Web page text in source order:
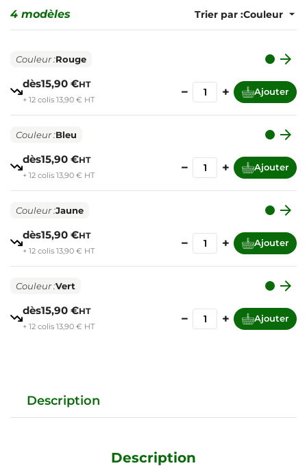
4 modèles Trier par :
Couleur :Rouge 
dès15,90 €HT
+ 12 colis 13,90 € HT
− + Ajouter
Couleur :Bleu 
dès15,90 €HT
+ 12 colis 13,90 € HT
− + Ajouter
Couleur :Jaune 
dès15,90 €HT
+ 12 colis 13,90 € HT
− + Ajouter
Couleur :Vert 
dès15,90 €HT
+ 12 colis 13,90 € HT
− + Ajouter
Description
Description